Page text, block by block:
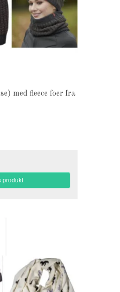
med fleece foer fra
produkt